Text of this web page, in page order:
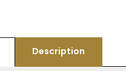
Description